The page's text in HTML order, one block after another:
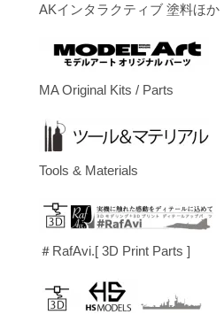
AKインタラクティブ 塗料ほか
MA Original Kits / Parts
Tools & Materials
＃RafAvi.[ 3D Print Parts ]